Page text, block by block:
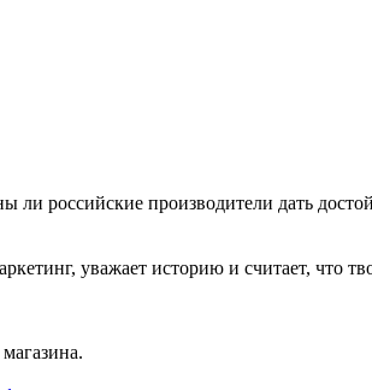
ли российские производители дать
уважает историю и считает, что